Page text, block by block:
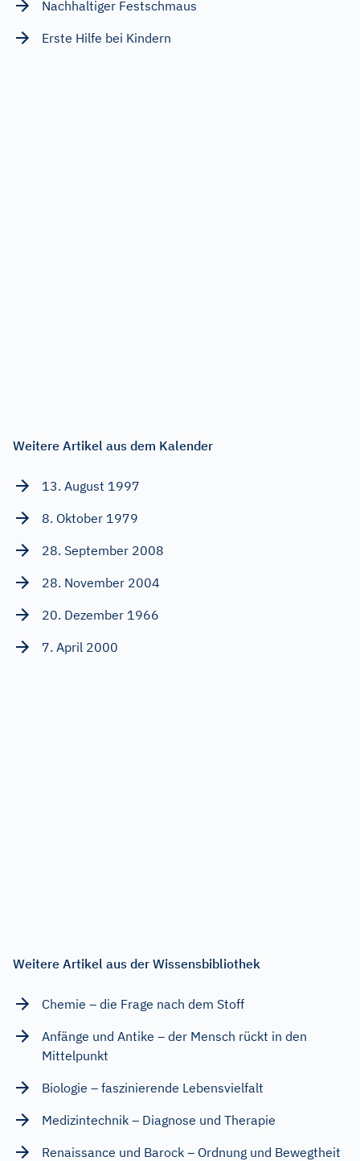
Nachhaltiger Festschmaus
Erste Hilfe bei Kindern
Weitere Artikel aus dem Kalender
13. August 1997
8. Oktober 1979
28. September 2008
28. November 2004
20. Dezember 1966
7. April 2000
Weitere Artikel aus der Wissensbibliothek
Chemie – die Frage nach dem Stoff
Anfänge und Antike – der Mensch rückt in den
Mittelpunkt
Biologie – faszinierende Lebensvielfalt
Medizintechnik – Diagnose und Therapie
Renaissance und Barock – Ordnung und Bewegtheit